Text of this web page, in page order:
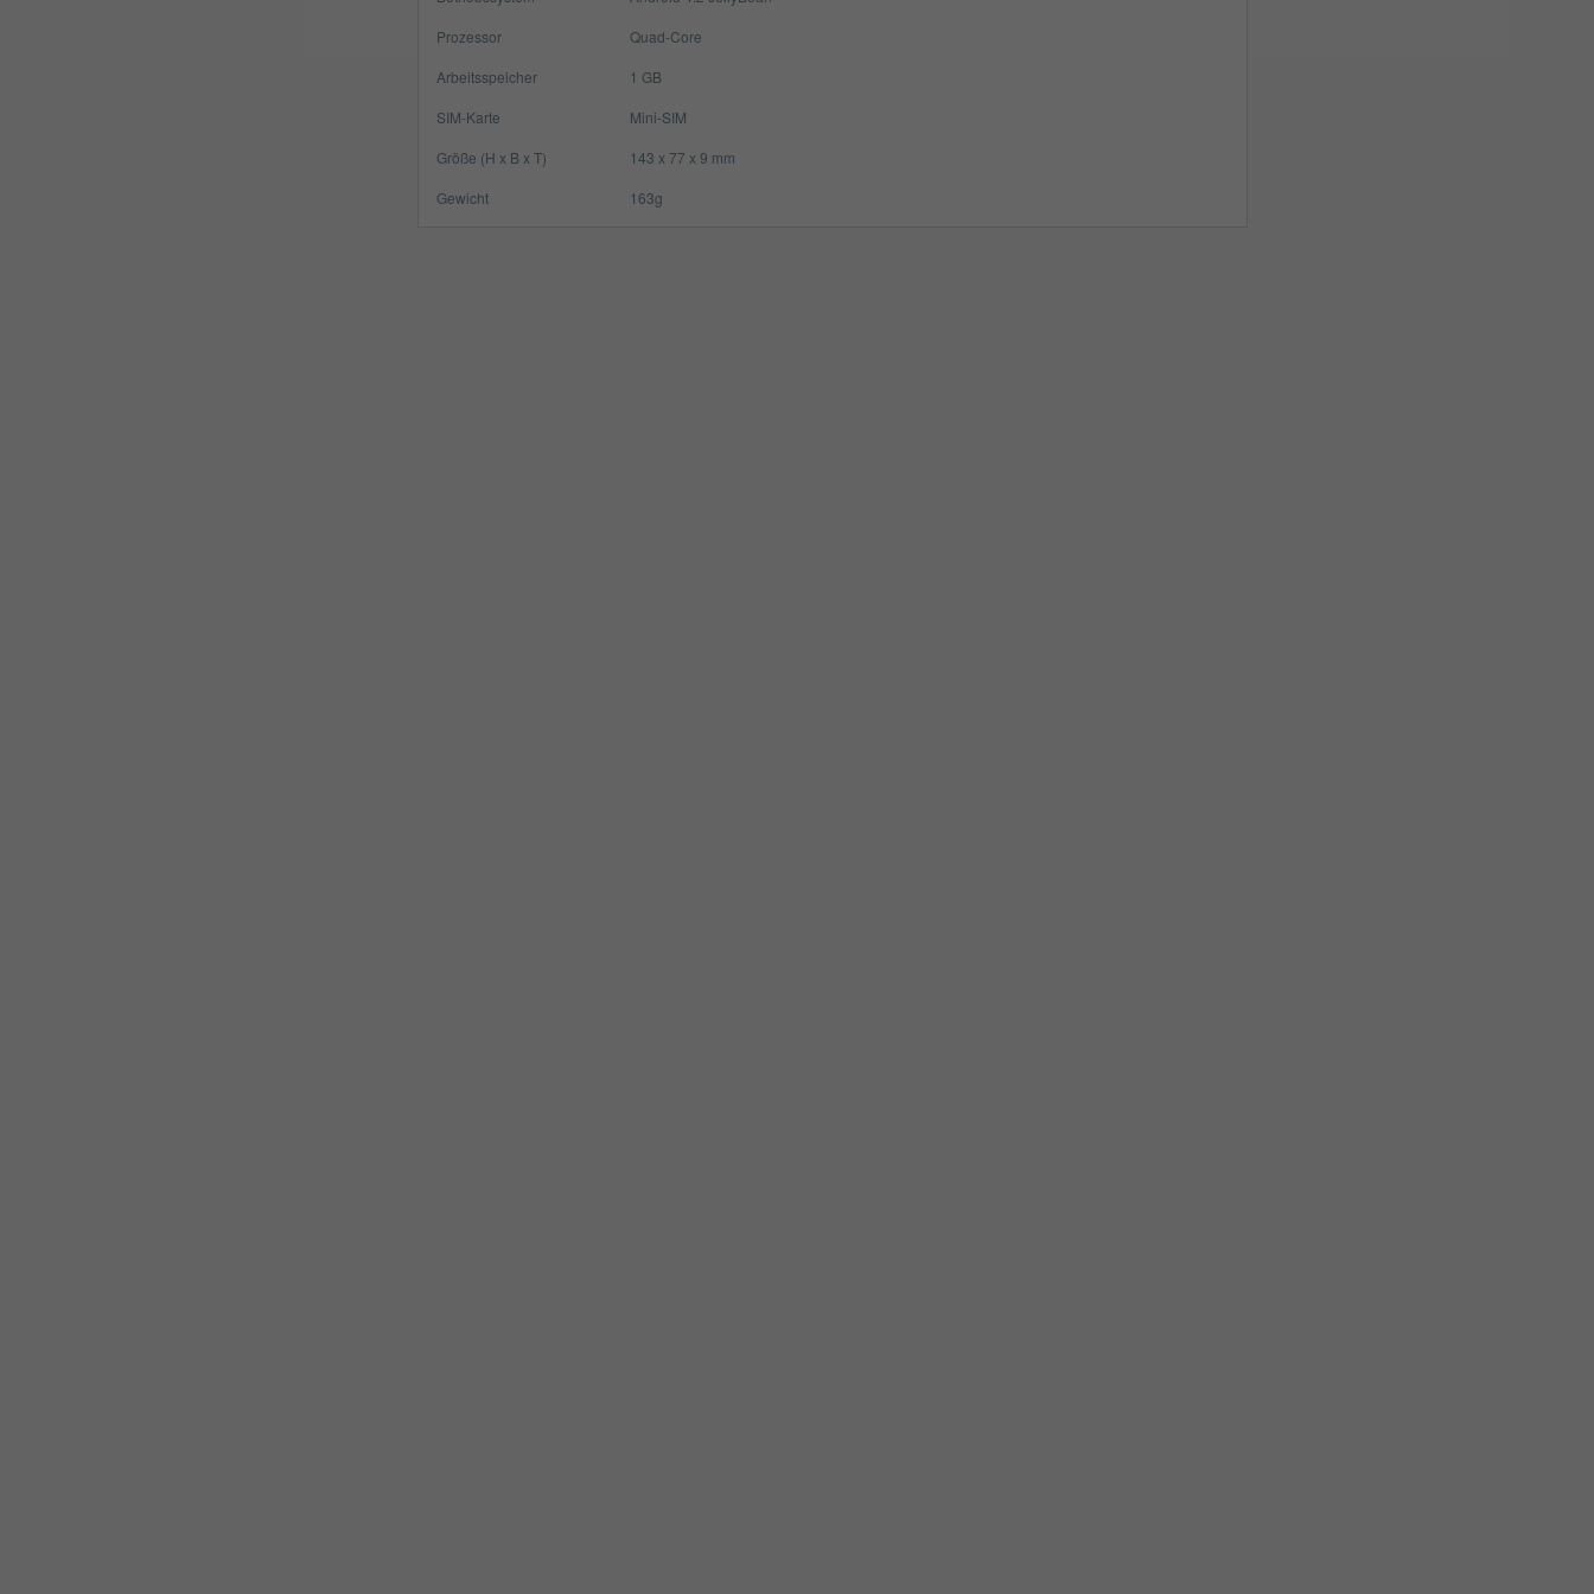
Prozessor
Quad-Core
Arbeitsspeicher
1 GB
SIM-Karte
Mini-SIM
Größe (H x B x T)
143 x 77 x 9 mm
Gewicht
163g